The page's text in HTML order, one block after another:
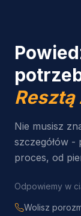
Resztą
Nie musisz
szczegółów -
proces, od
Odpowiemy w
Wolisz